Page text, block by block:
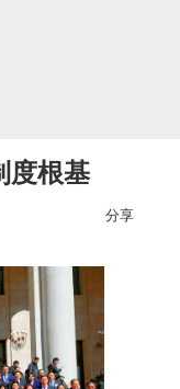
度根基
分享